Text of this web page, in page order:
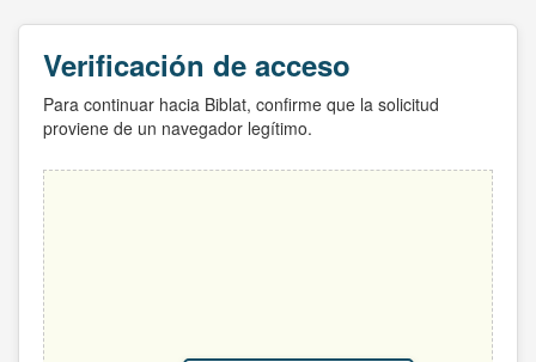
Verificación de acceso
Para continuar hacia Biblat, confirme que la solicitud
proviene de un navegador legítimo.